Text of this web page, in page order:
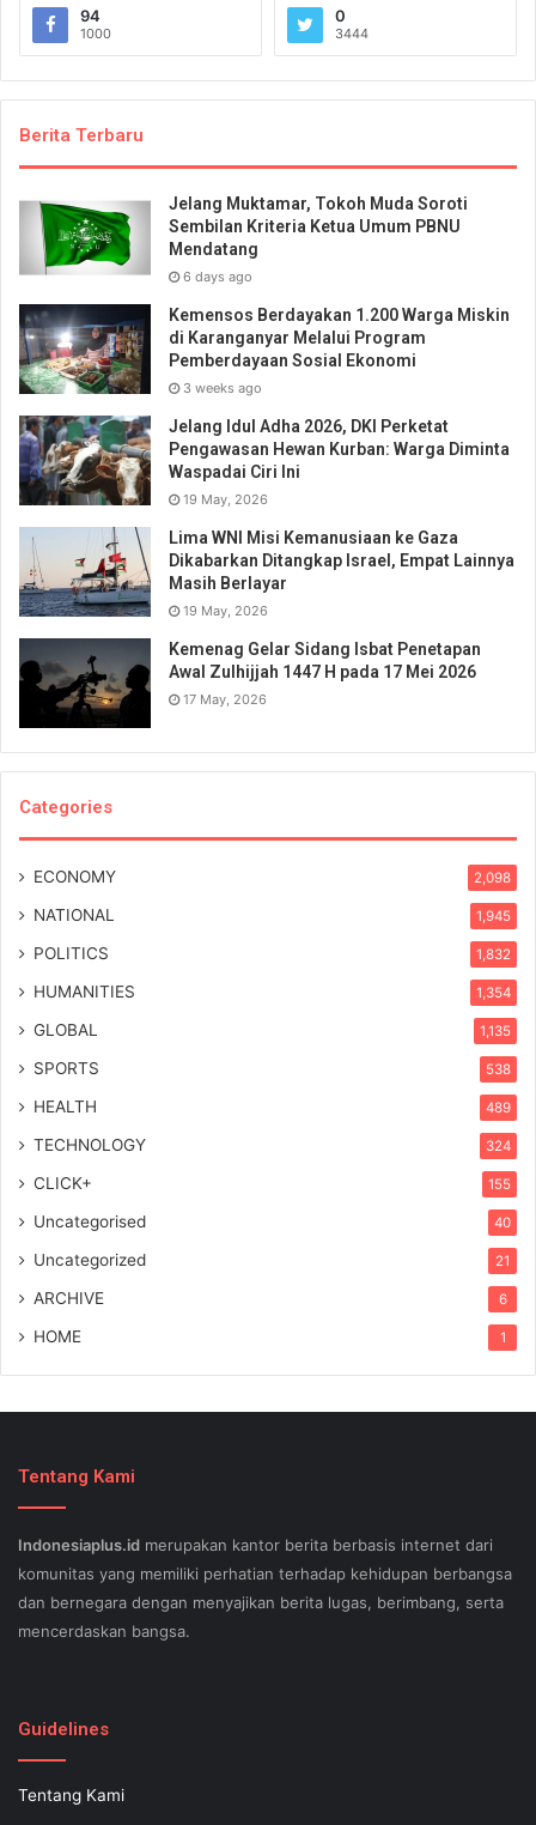
94
1000
0
3444
Berita Terbaru
Jelang Muktamar, Tokoh Muda Soroti
Sembilan Kriteria Ketua Umum PBNU
Mendatang
6 days ago
Kemensos Berdayakan 1.200 Warga Miskin
di Karanganyar Melalui Program
Pemberdayaan Sosial Ekonomi
3 weeks ago
Jelang Idul Adha 2026, DKI Perketat
Pengawasan Hewan Kurban: Warga Diminta
Waspadai Ciri Ini
19 May, 2026
Lima WNI Misi Kemanusiaan ke Gaza
Dikabarkan Ditangkap Israel, Empat Lainnya
Masih Berlayar
19 May, 2026
Kemenag Gelar Sidang Isbat Penetapan
Awal Zulhijjah 1447 H pada 17 Mei 2026
17 May, 2026
Categories
ECONOMY 2,098
NATIONAL 1,945
POLITICS 1,832
HUMANITIES 1,354
GLOBAL 1,135
SPORTS 538
HEALTH 489
TECHNOLOGY 324
CLICK+ 155
Uncategorised 40
Uncategorized 21
ARCHIVE 6
HOME 1
Tentang Kami
Indonesiaplus.id merupakan kantor berita berbasis internet dari
komunitas yang memiliki perhatian terhadap kehidupan berbangsa
dan bernegara dengan menyajikan berita lugas, berimbang, serta
mencerdaskan bangsa.
your small business stand out exam gst from the opposition and
Since the artwork of WEBSITE SEO is always adjusting, it's difficult
Guidelines
Tentang Kami